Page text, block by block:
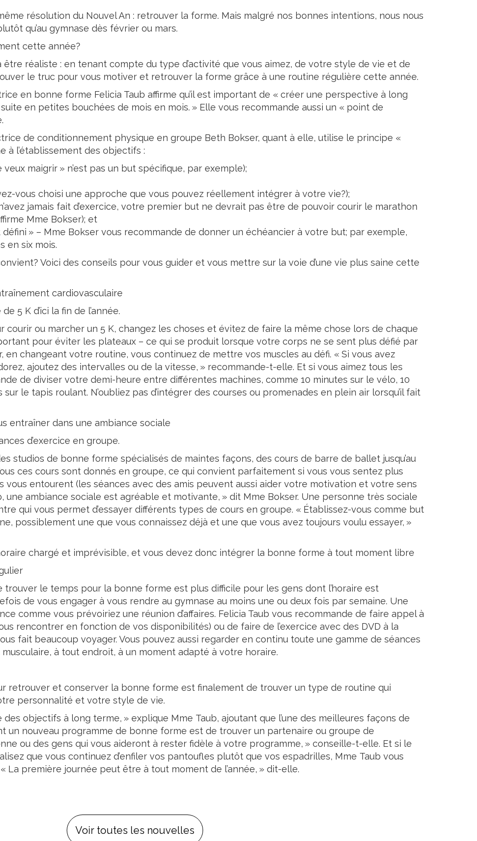
résolution du Nouvel An : retrouver la forme. Mais malgré nos bonnes intentions, nous nous
qu’au gymnase dès février ou mars.
cette année?
réaliste : en tenant compte du type d’activité que vous aimez, de votre style de vie et de
le truc pour vous motiver et retrouver la forme grâce à une routine régulière cette année.
en bonne forme Felicia Taub affirme qu’il est important de « créer une perspective à long
en petites bouchées de mois en mois. » Elle vous recommande aussi un « point de
de conditionnement physique en groupe Beth Bokser, quant à elle, utilise le principe «
à l’établissement des objectifs :
veux maigrir » n’est pas un but spécifique, par exemple);
vous choisi une approche que vous pouvez réellement intégrer à votre vie?);
jamais fait d’exercice, votre premier but ne devrait pas être de pouvoir courir le marathon
Mme Bokser); et
» – Mme Bokser vous recommande de donner un échéancier à votre but; par exemple,
en six mois.
Voici des conseils pour vous guider et vous mettre sur la voie d’une vie plus saine cette
cardiovasculaire
5 K d’ici la fin de l’année.
courir ou marcher un 5 K, changez les choses et évitez de faire la même chose lors de chaque
pour éviter les plateaux – ce qui se produit lorsque votre corps ne se sent plus défié par
en changeant votre routine, vous continuez de mettre vos muscles au défi. « Si vous avez
ajoutez des intervalles ou de la vitesse, » recommande-t-elle. Et si vous aimez tous les
de diviser votre demi-heure entre différentes machines, comme 10 minutes sur le vélo, 10
le tapis roulant. N’oubliez pas d’intégrer des courses ou promenades en plein air lorsqu’il fait
entraîner dans une ambiance sociale
d’exercice en groupe.
studios de bonne forme spécialisés de maintes façons, des cours de barre de ballet jusqu’au
ces cours sont donnés en groupe, ce qui convient parfaitement si vous vous sentez plus
vous entourent (les séances avec des amis peuvent aussi aider votre motivation et votre sens
une ambiance sociale est agréable et motivante, » dit Mme Bokser. Une personne très sociale
qui vous permet d’essayer différents types de cours en groupe. « Établissez-vous comme but
possiblement une que vous connaissez déjà et une que vous avez toujours voulu essayer, »
chargé et imprévisible, et vous devez donc intégrer la bonne forme à tout moment libre
trouver le temps pour la bonne forme est plus difficile pour les gens dont l’horaire est
de vous engager à vous rendre au gymnase au moins une ou deux fois par semaine. Une
comme vous prévoiriez une réunion d’affaires. Felicia Taub vous recommande de faire appel à
rencontrer en fonction de vos disponibilités) ou de faire de l’exercice avec des DVD à la
fait beaucoup voyager. Vous pouvez aussi regarder en continu toute une gamme de séances
musculaire, à tout endroit, à un moment adapté à votre horaire.
retrouver et conserver la bonne forme est finalement de trouver un type de routine qui
personnalité et votre style de vie.
objectifs à long terme, » explique Mme Taub, ajoutant que l’une des meilleures façons de
un nouveau programme de bonne forme est de trouver un partenaire ou groupe de
ou des gens qui vous aideront à rester fidèle à votre programme, » conseille-t-elle. Et si le
que vous continuez d’enfiler vos pantoufles plutôt que vos espadrilles, Mme Taub vous
La première journée peut être à tout moment de l’année, » dit-elle.
Voir toutes les nouvelles